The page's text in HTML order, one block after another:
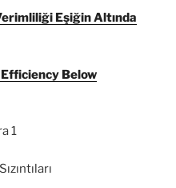
Eşiğin Altında
Below
1